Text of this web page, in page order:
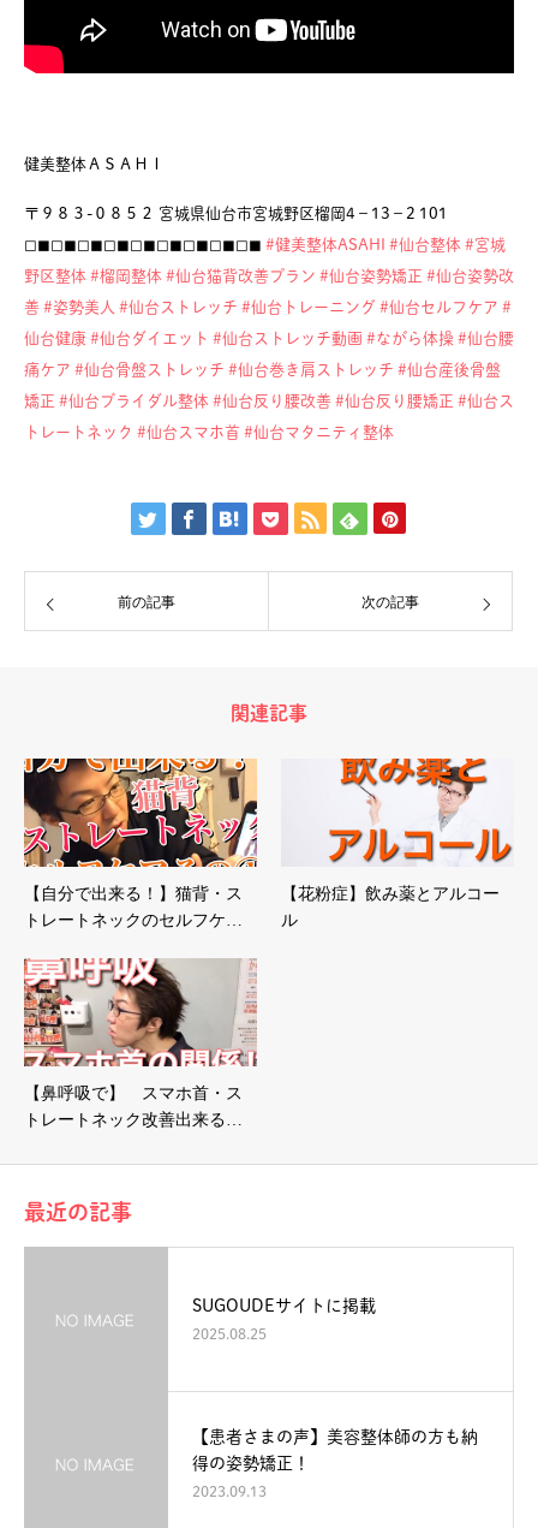
健美整体ＡＳＡＨＩ
〒９８３-０８５２ 宮城県仙台市宮城野区榴岡4−13−2 101
◻︎◼︎◻︎◼︎◻︎◼︎◻︎◼︎◻︎◼︎◻︎◼︎◻︎◼︎◻︎◼︎◻︎◼︎ #健美整体ASAHI #仙台整体 #宮城
野区整体 #榴岡整体 #仙台猫背改善プラン #仙台姿勢矯正 #仙台姿勢改
善 #姿勢美人 #仙台ストレッチ #仙台トレーニング #仙台セルフケア #
仙台健康 #仙台ダイエット #仙台ストレッチ動画 #ながら体操 #仙台腰
痛ケア #仙台骨盤ストレッチ #仙台巻き肩ストレッチ #仙台産後骨盤
矯正 #仙台ブライダル整体 #仙台反り腰改善 #仙台反り腰矯正 #仙台ス
トレートネック #仙台スマホ首 #仙台マタニティ整体
前の記事 次の記事
関連記事
【自分で出来る！】猫背・ス
トレートネックのセルフケ…
【花粉症】飲み薬とアルコー
ル
【鼻呼吸で】 スマホ首・ス
トレートネック改善出来る…
最近の記事
SUGOUDEサイトに掲載
2025.08.25
【患者さまの声】美容整体師の方も納
得の姿勢矯正！
2023.09.13